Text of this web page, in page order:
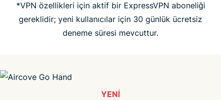
*VPN özellikleri için aktif bir ExpressVPN aboneliği
gereklidir; yeni kullanıcılar için 30 günlük ücretsiz
deneme süresi mevcuttur.
YENI